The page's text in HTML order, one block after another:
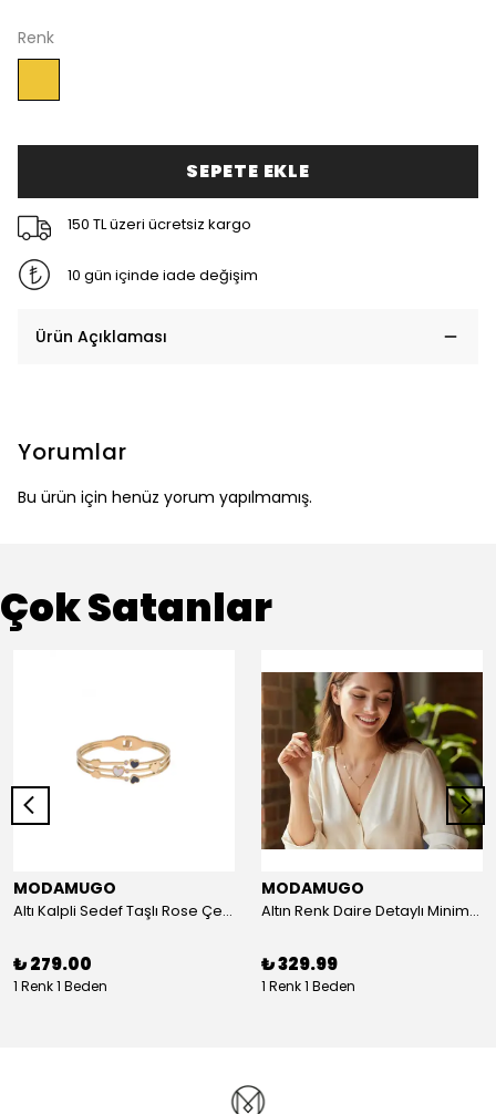
Renk
SEPETE EKLE
150 TL üzeri ücretsiz kargo
10 gün içinde iade değişim
Ürün Açıklaması
Yorumlar
Bu ürün için henüz yorum yapılmamış.
Çok Satanlar
MODAMUGO
Altı Kalpli Sedef Taşlı Rose Çelik Kelepçe Bileklik
₺ 279.00
1 Renk 1 Beden
MODAMUGO
Altın Renk Daire Detaylı Minimal Y Çelik Kolye
₺ 329.99
1 Renk 1 Beden